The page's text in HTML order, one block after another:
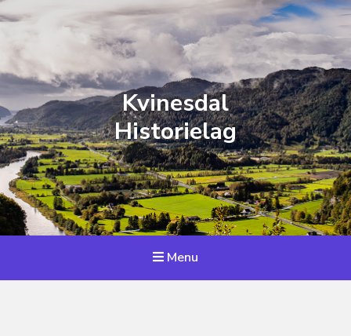
Kvinesdal
Historielag
Menu